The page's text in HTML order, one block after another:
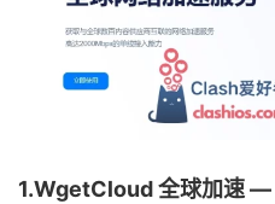
1.WgetCloud 全球加速